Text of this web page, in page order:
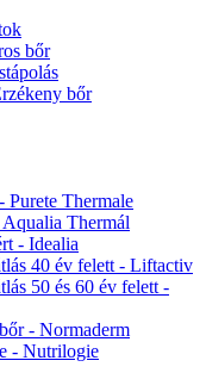
bőr
bőr
Purete Thermale
Thermál
- Idealia
40 év felett - Liftactiv
50 és 60 év felett -
- Normaderm
- Nutrilogie